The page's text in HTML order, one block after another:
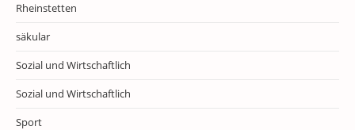
Rheinstetten
säkular
Sozial und Wirtschaftlich
Sozial und Wirtschaftlich
Sport